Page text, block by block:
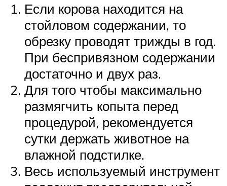
Если корова находится на
стойловом содержании, то
обрезку проводят трижды в год.
При беспривязном содержании
достаточно и двух раз.
Для того чтобы максимально
размягчить копыта перед
процедурой, рекомендуется
сутки держать животное на
влажной подстилке.
Весь используемый инструмент